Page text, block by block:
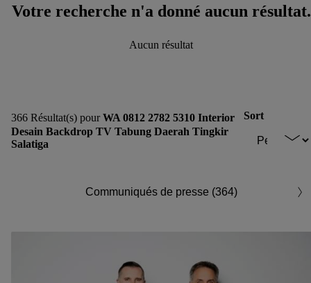
Votre recherche n'a donné aucun résultat.
Aucun résultat
366 Résultat(s) pour WA 0812 2782 5310 Interior
Desain Backdrop TV Tabung Daerah Tingkir
Salatiga
Sort
Communiqués de presse (364)